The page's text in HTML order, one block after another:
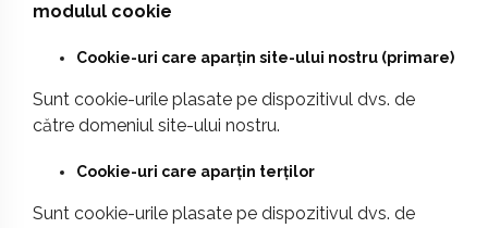
modulul cookie
Cookie-uri care aparțin site-ului nostru (primare)
Sunt cookie-urile plasate pe dispozitivul dvs. de
către domeniul site-ului nostru.
Cookie-uri care aparțin terților
Sunt cookie-urile plasate pe dispozitivul dvs. de